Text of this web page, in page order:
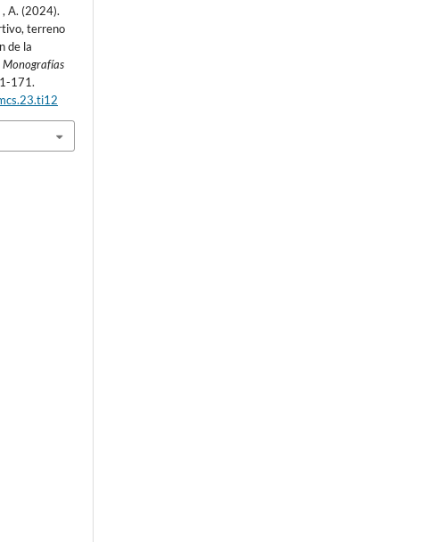
, A. (2024).
terreno
de la
Monografías
171.